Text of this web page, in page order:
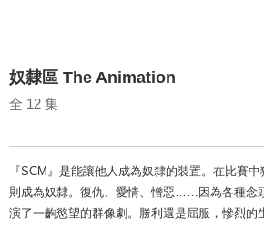
奴隸區 The Animation
全 12 集
『SCM』是能讓他人成為奴隸的裝置。在比賽
則成為奴隸。復仇、愛情、憎惡……因為各種念
演了一齣慾望的群像劇。勝利還是屈服，慘烈的